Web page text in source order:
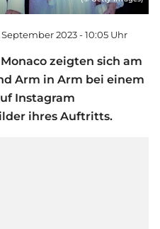
September 2023 - 10:05 Uhr
zeigten sich am
Arm in Arm bei einem
Instagram
ihres Auftritts.